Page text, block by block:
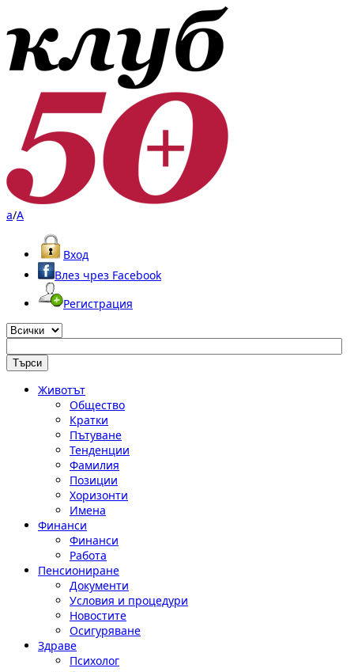
a/A
Вход
Влез чрез Facebook
Регистрация
Животът
Общество
Кратки
Пътуване
Тенденции
Фамилия
Позиции
Хоризонти
Имена
Финанси
Финанси
Работа
Пенсиониране
Документи
Условия и процедури
Новостите
Осигуряване
Здраве
Психолог